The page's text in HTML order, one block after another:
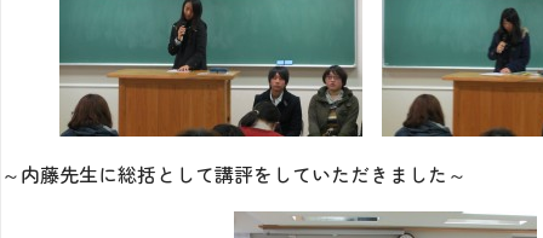
～内藤先生に総括として講評をしていただきました～